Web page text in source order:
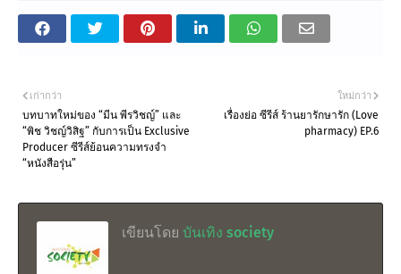
ใหม่กว่า
เรื่องย่อ ซีรีส์ ร้านยารักษารัก (Love
pharmacy) EP.6
เก่ากว่า
บทบาทใหม่ของ “มีน พีรวิชญ์” และ
“พิช วิชญ์วิสิฐ” กับการเป็น Exclusive
Producer ซีรีส์ย้อนความทรงจำ
“หนังสือรุ่น”
เขียนโดย บันเทิง society